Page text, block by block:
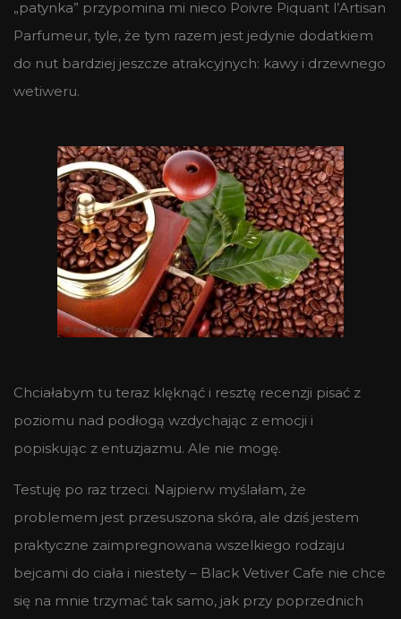
„patynka” przypomina mi nieco Poivre Piquant l’Artisan
Parfumeur, tyle, że tym razem jest jedynie dodatkiem
do nut bardziej jeszcze atrakcyjnych: kawy i drzewnego
wetiweru.
Chciałabym tu teraz klęknąć i resztę recenzji pisać z
poziomu nad podłogą wzdychając z emocji i
popiskując z entuzjazmu. Ale nie mogę.
Testuję po raz trzeci. Najpierw myślałam, że
problemem jest przesuszona skóra, ale dziś jestem
praktyczne zaimpregnowana wszelkiego rodzaju
bejcami do ciała i niestety – Black Vetiver Cafe nie chce
się na mnie trzymać tak samo, jak przy poprzednich